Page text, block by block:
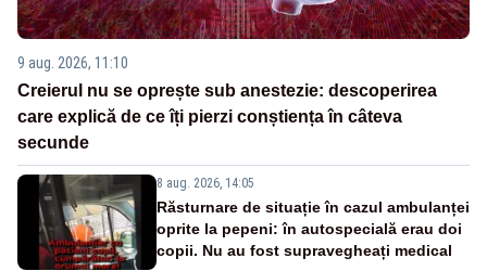
9 aug. 2026, 11:10
Creierul nu se oprește sub anestezie: descoperirea
care explică de ce îți pierzi conștiența în câteva
secunde
8 aug. 2026, 14:05
Răsturnare de situație în cazul ambulanței
oprite la pepeni: în autospecială erau doi
copii. Nu au fost supravegheați medical